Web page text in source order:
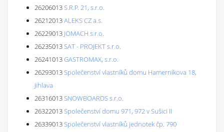
26206013S.R.P. 21, s.r.o.
26212013ALEKS CZ a.s.
26229013 JOMACH s.r.o.
26235013SAT - PROJEKT s.r.o.
26241013GASTROMAX, s.r.o.
26293013Společenství vlastníků domu Hamerníkova 18,
Jihlava
26316013SNOWBOARDS s.r.o.
26322013Společenství domu 971, 972 v Sušici II
26339013Společenství vlastníků jednotek čp. 790